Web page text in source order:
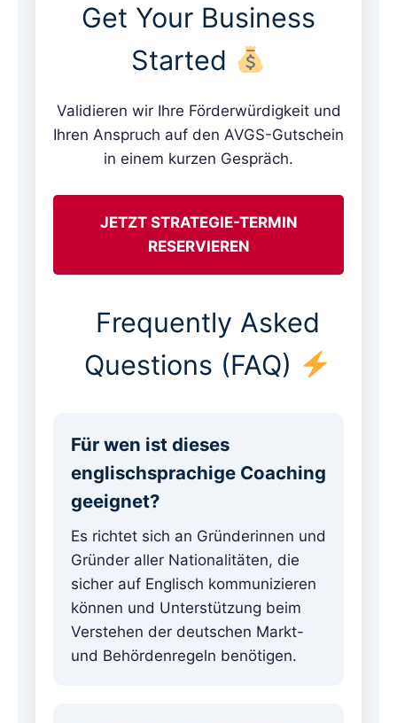
Get Your Business
Started
Validieren wir Ihre Förderwürdigkeit und
Ihren Anspruch auf den AVGS-Gutschein
in einem kurzen Gespräch.
JETZT STRATEGIE-TERMIN
RESERVIEREN
Frequently Asked
Questions (FAQ)
Für wen ist dieses
englischsprachige Coaching
geeignet?
Es richtet sich an Gründerinnen und
Gründer aller Nationalitäten, die
sicher auf Englisch kommunizieren
können und Unterstützung beim
Verstehen der deutschen Markt-
und Behördenregeln benötigen.